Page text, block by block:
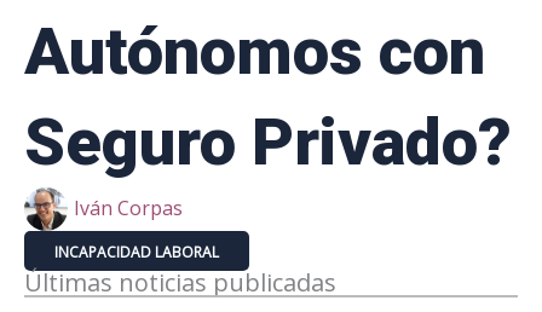
Autónomos con
Seguro Privado?
Iván Corpas
INCAPACIDAD LABORAL
Últimas noticias publicadas